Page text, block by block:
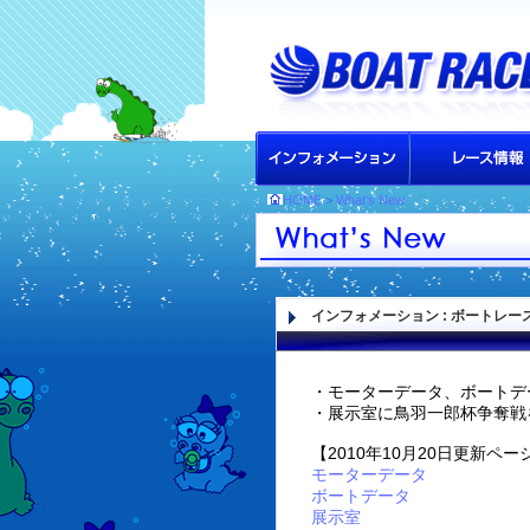
HOME> What's New
インフォメーション: ボートレー
・モーターデータ、ボート
・展示室に鳥羽一郎杯争奪
【2010年10月20日更新ペー
モーターデータ
ボートデータ
展示室